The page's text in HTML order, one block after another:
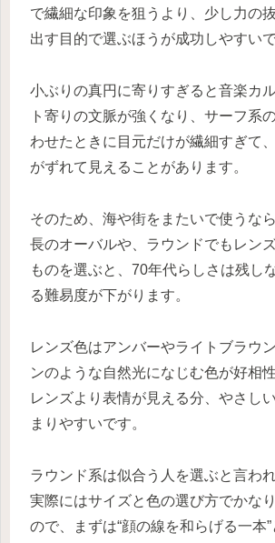
で繊細な印象を狙うより、少し力の
出す目的で選ぶほうが成功しやすいで
小ぶりの真円に寄りすぎると音楽カ
ト寄りの文脈が強くなり、サーフ系
わせたときに目元だけが繊細すぎて
がずれて見えることがあります。
そのため、海や街をまたいで使うな
長のオーバルや、ラウンドでもレン
ものを選ぶと、70年代らしさは残し
る難易度が下がります。
レンズ色はアンバーやライトブラウ
ンのような自然光になじむ色が好相
レンズより表情が見える分、やさし
まりやすいです。
ラウンド系は似合う人を選ぶと言わ
実際にはサイズと色の選び方でかな
ので、まずは“顔の線を和らげる一本